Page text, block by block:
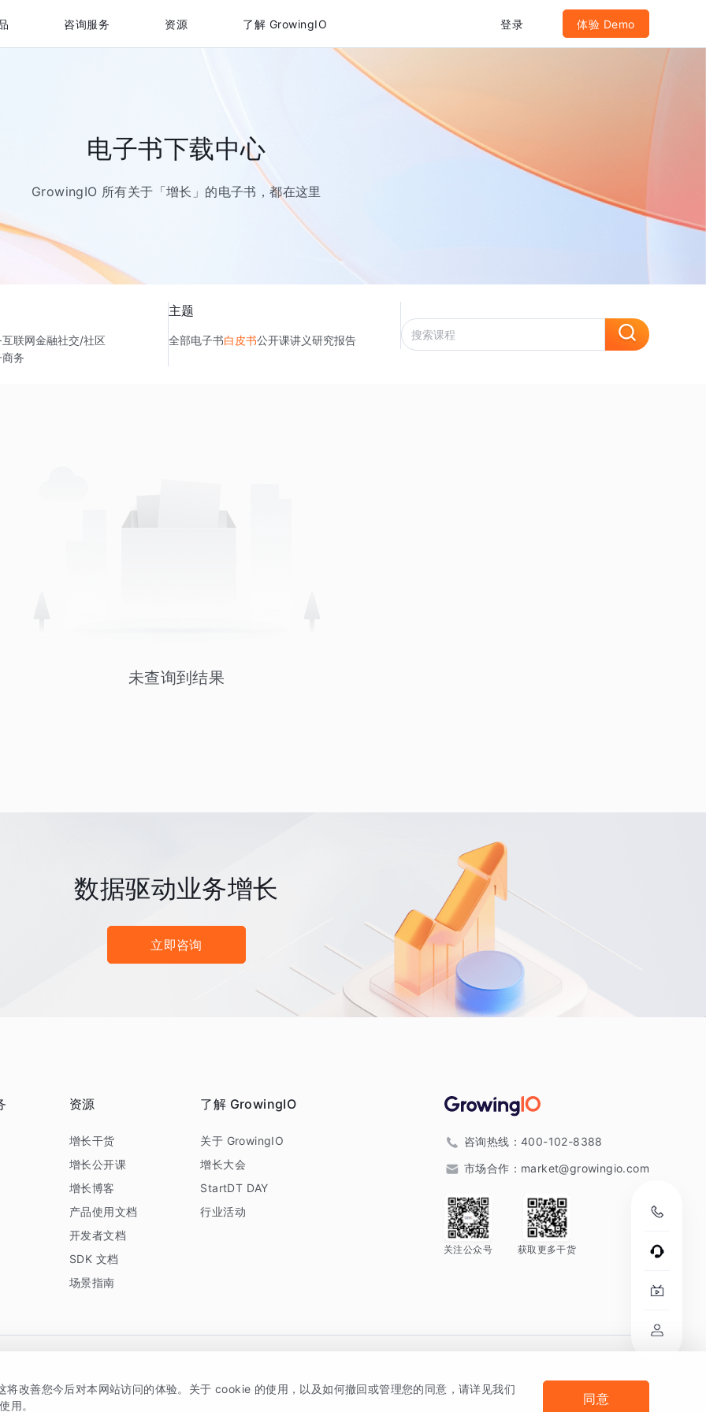
咨询服务 资源 了解 GrowingIO 登录 体验 Demo
电子书下载中心
GrowingIO 所有关于「增长」的电子书，都在这里
互联网金融社交/社区
务
主题
全部电子书白皮书公开课讲义研究报告
未查询到结果
数据驱动业务增长
立即咨询
资源
增长干货
增长公开课
增长博客
产品使用文档
开发者文档
SDK 文档
场景指南
了解 GrowingIO
关于 GrowingIO
增长大会
StartDT DAY
行业活动
咨询热线： 400-102-8388
市场合作： market@growingio.com
关注公众号 获取更多干货
号 法律声明及隐私条款
改善您今后对本网站访问的体验。关于 cookie 的使用，以及如何撤回或管理您的同意，请详见我们
用。 同意